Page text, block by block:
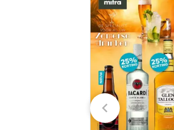
07-08-2026 t/m 09-08-2026